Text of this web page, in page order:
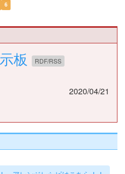
6
板 RDF/RSS
2020/04/21